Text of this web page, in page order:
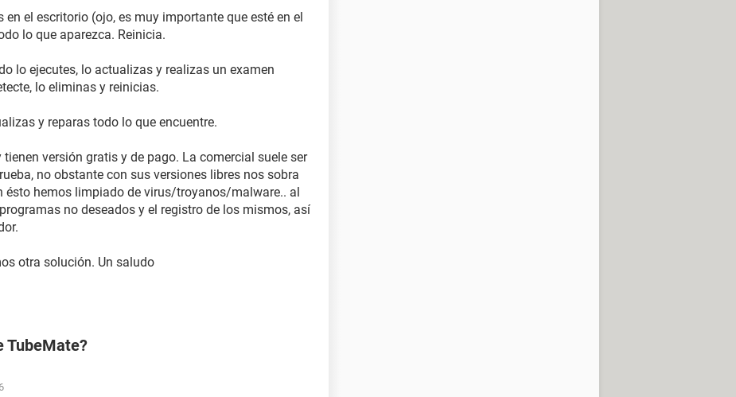
en el escritorio (ojo, es muy importante que esté en el
lo que aparezca. Reinicia.
lo ejecutes, lo actualizas y realizas un examen
lo eliminas y reinicias.
y reparas todo lo que encuentre.
versión gratis y de pago. La comercial suele ser
no obstante con sus versiones libres nos sobra
ésto hemos limpiado de virus/troyanos/malware.. al
no deseados y el registro de los mismos, así
otra solución. Un saludo
TubeMate?